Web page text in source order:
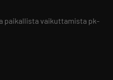
paikallista vaikuttamista pk-